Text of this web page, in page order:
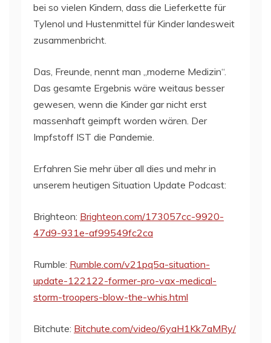
bei so vielen Kindern, dass die Lieferkette für
Tylenol und Hustenmittel für Kinder landesweit
zusammenbricht.
Das, Freunde, nennt man „moderne Medizin“.
Das gesamte Ergebnis wäre weitaus besser
gewesen, wenn die Kinder gar nicht erst
massenhaft geimpft worden wären. Der
Impfstoff IST die Pandemie.
Erfahren Sie mehr über all dies und mehr in
unserem heutigen Situation Update Podcast:
Brighteon: Brighteon.com/173057cc-9920-
47d9-931e-af99549fc2ca
Rumble: Rumble.com/v21pq5a-situation-
update-122122-former-pro-vax-medical-
storm-troopers-blow-the-whis.html
Bitchute: Bitchute.com/video/6yaH1Kk7aMRy/